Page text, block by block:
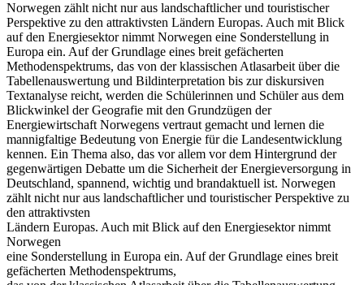
Norwegen zählt nicht nur aus landschaftlicher und touristischer
Perspektive zu den attraktivsten Ländern Europas. Auch mit Blick
auf den Energiesektor nimmt Norwegen eine Sonderstellung in
Europa ein. Auf der Grundlage eines breit gefächerten
Methodenspektrums, das von der klassischen Atlasarbeit über die
Tabellenauswertung und Bildinterpretation bis zur diskursiven
Textanalyse reicht, werden die Schülerinnen und Schüler aus dem
Blickwinkel der Geografie mit den Grundzügen der
Energiewirtschaft Norwegens vertraut gemacht und lernen die
mannigfaltige Bedeutung von Energie für die Landesentwicklung
kennen. Ein Thema also, das vor allem vor dem Hintergrund der
gegenwärtigen Debatte um die Sicherheit der Energieversorgung in
Deutschland, spannend, wichtig und brandaktuell ist. Norwegen
zählt nicht nur aus landschaftlicher und touristischer Perspektive zu
den attraktivsten
Ländern Europas. Auch mit Blick auf den Energiesektor nimmt
Norwegen
eine Sonderstellung in Europa ein. Auf der Grundlage eines breit
gefächerten Methodenspektrums,